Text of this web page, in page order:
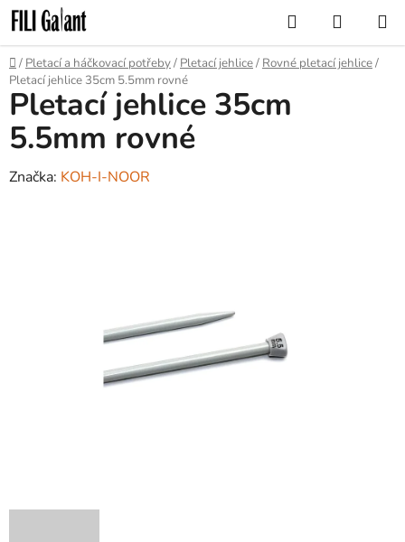
Přejít
na
obsah
Hledat
KOŠÍK
Domů
/ Pletací a háčkovací potřeby/ Pletací jehlice/ Rovné pletací jehlice/
Pletací jehlice 35cm 5.5mm rovné
Pletací jehlice 35cm
5.5mm rovné
Značka: KOH-I-NOOR